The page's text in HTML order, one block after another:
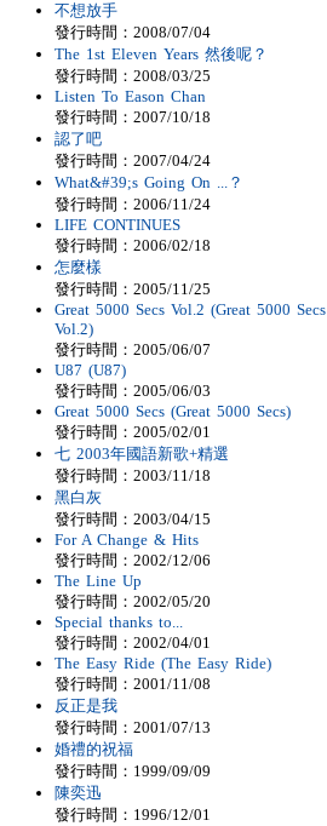
不想放手
發行時間：2008/07/04
The 1st Eleven Years 然後呢？
發行時間：2008/03/25
Listen To Eason Chan
發行時間：2007/10/18
認了吧
發行時間：2007/04/24
What&#39;s Going On ...？
發行時間：2006/11/24
LIFE CONTINUES
發行時間：2006/02/18
怎麼樣
發行時間：2005/11/25
Great 5000 Secs Vol.2 (Great 5000 Secs
Vol.2)
發行時間：2005/06/07
U87 (U87)
發行時間：2005/06/03
Great 5000 Secs (Great 5000 Secs)
發行時間：2005/02/01
七 2003年國語新歌+精選
發行時間：2003/11/18
黑白灰
發行時間：2003/04/15
For A Change & Hits
發行時間：2002/12/06
The Line Up
發行時間：2002/05/20
Special thanks to...
發行時間：2002/04/01
The Easy Ride (The Easy Ride)
發行時間：2001/11/08
反正是我
發行時間：2001/07/13
婚禮的祝福
發行時間：1999/09/09
陳奕迅
發行時間：1996/12/01